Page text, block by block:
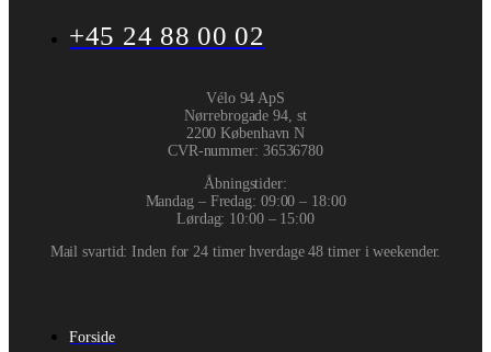
+45 24 88 00 02
Vélo 94 ApS
Nørrebrogade 94, st
2200 København N
CVR-nummer: 36536780
Åbningstider:
Mandag – Fredag: 09:00 – 18:00
Lørdag: 10:00 – 15:00
Mail svartid: Inden for 24 timer hverdage 48 timer i weekender.
Forside